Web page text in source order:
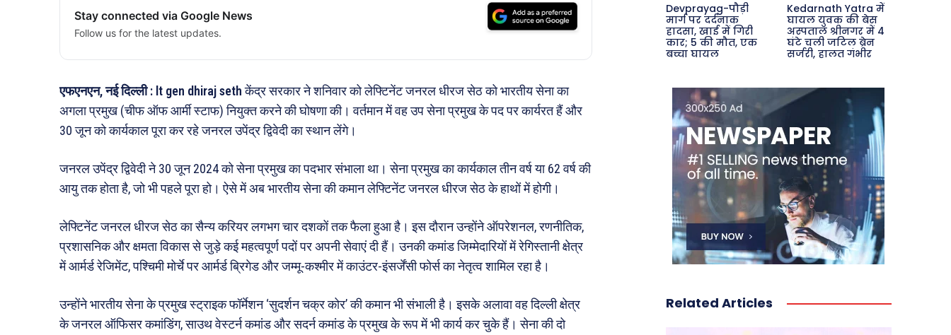
Stay connected via Google News
Follow us for the latest updates.
एफएनएन, नई दिल्ली : lt gen dhiraj sethकेंद्र सरकार ने शनिवार को लेफ्टिनेंट जनरल धीरज सेठ को भारतीय सेना का
अगला प्रमुख (चीफ ऑफ आर्मी स्टाफ) नियुक्त करने की घोषणा की। वर्तमान में वह उप सेना प्रमुख के पद पर कार्यरत हैं और
30 जून को कार्यकाल पूरा कर रहे जनरल उपेंद्र द्विवेदी का स्थान लेंगे।
जनरल उपेंद्र द्विवेदी ने 30 जून 2024 को सेना प्रमुख का पदभार संभाला था। सेना प्रमुख का कार्यकाल तीन वर्ष या 62 वर्ष की
आयु तक होता है, जो भी पहले पूरा हो। ऐसे में अब भारतीय सेना की कमान लेफ्टिनेंट जनरल धीरज सेठ के हाथों में होगी।
लेफ्टिनेंट जनरल धीरज सेठ का सैन्य करियर लगभग चार दशकों तक फैला हुआ है। इस दौरान उन्होंने ऑपरेशनल, रणनीतिक,
प्रशासनिक और क्षमता विकास से जुड़े कई महत्वपूर्ण पदों पर अपनी सेवाएं दी हैं। उनकी कमांड जिम्मेदारियों में रेगिस्तानी क्षेत्र
में आर्मर्ड रेजिमेंट, पश्चिमी मोर्चे पर आर्मर्ड ब्रिगेड और जम्मू-कश्मीर में काउंटर-इंसर्जेंसी फोर्स का नेतृत्व शामिल रहा है।
उन्होंने भारतीय सेना के प्रमुख स्ट्राइक फॉर्मेशन ‘सुदर्शन चक्र कोर’ की कमान भी संभाली है। इसके अलावा वह दिल्ली क्षेत्र
के जनरल ऑफिसर कमांडिंग, साउथ वेस्टर्न कमांड और सदर्न कमांड के प्रमुख के रूप में भी कार्य कर चुके हैं। सेना की दो
Devprayag-पौड़ी
मार्ग पर दर्दनाक
हादसा, खाई में गिरी
कार; 5 की मौत, एक
बच्चा घायल
Kedarnath Yatra में
घायल युवक की बेस
अस्पताल श्रीनगर में 4
घंटे चली जटिल ब्रेन
सर्जरी, हालत गंभीर
Related Articles